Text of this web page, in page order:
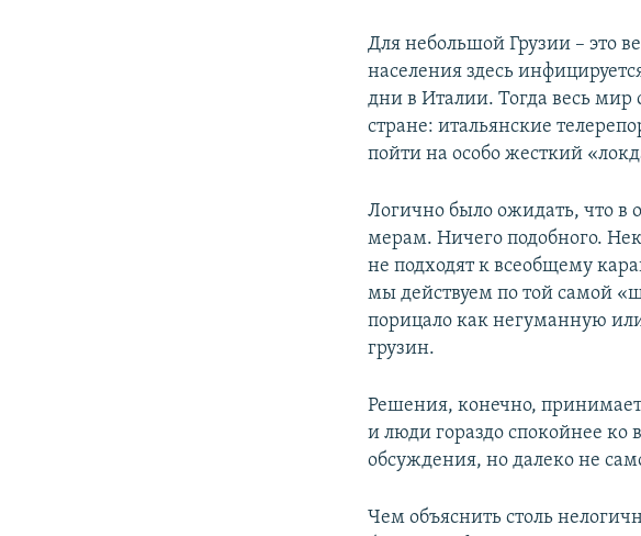
Для небольшой Грузии – это
населения здесь
дни в Италии. Тогда весь мир
стране: итальянские
пойти на особо жесткий
Логично было ожидать, что в
мерам. Ничего подобного.
не подходят к всеобщему
мы действуем по той самой
порицало как негуманную
грузин.
Решения, конечно,
и люди гораздо спокойнее ко
обсуждения, но далеко не
Чем объяснить столь